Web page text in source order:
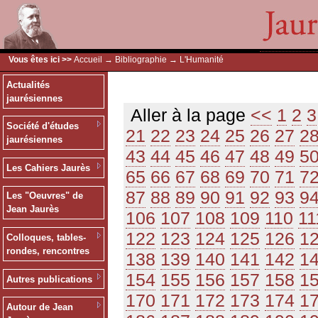
Vous êtes ici >> Accueil → Bibliographie → L'Humanité
Actualités
jaurésiennes
Société d'études
jaurésiennes
Les Cahiers Jaurès
Les "Oeuvres" de
Jean Jaurès
Colloques, tables-
rondes, rencontres
Autres publications
Autour de Jean
Aller à la page << 1 2 3
21 22 23 24 25 26 27
43 44 45 46 47 48 49
65 66 67 68 69 70 71
87 88 89 90 91 92 93
106 107 108 109 110
122 123 124 125 126
138 139 140 141 142
154 155 156 157 158
170 171 172 173 174